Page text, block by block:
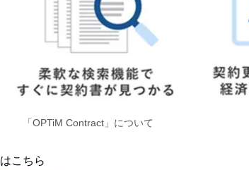
「OPTiM Contract」について
こちら